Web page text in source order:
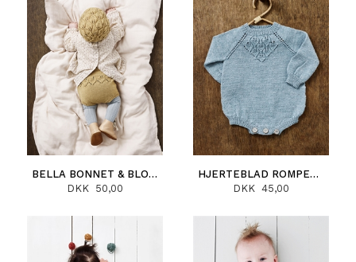
BELLA BONNET & BLOOMERS (DANSK)
DKK 50,00
HJERTEBLAD ROMPER (DANSK)
DKK 45,00